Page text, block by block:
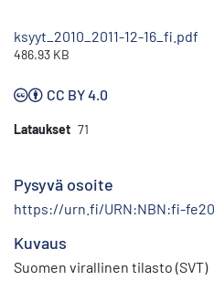
ksyyt_2010_2011-12-16_fi.pdf
486.93 KB
CC BY 4.0
Lataukset 71
Pysyvä osoite
https://urn.fi/URN:NBN:fi-
Kuvaus
Suomen virallinen tilasto (SVT)